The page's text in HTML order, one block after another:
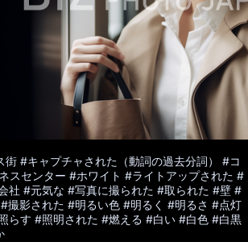
街 #キャプチャされた（動詞の過去分詞）
#コ
スセンター #ホワイト #ライトアップされた #
社 #元気な #写真に撮られた #取られた #壁 #
#撮影された #明るい色 #明るく #明るさ #点灯
らす #照明された #燃える #白い #白色 #白黒